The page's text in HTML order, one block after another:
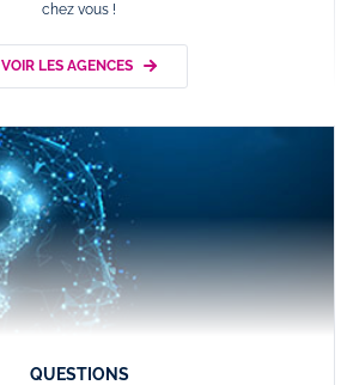
chez vous !
VOIR LES AGENCES
QUESTIONS